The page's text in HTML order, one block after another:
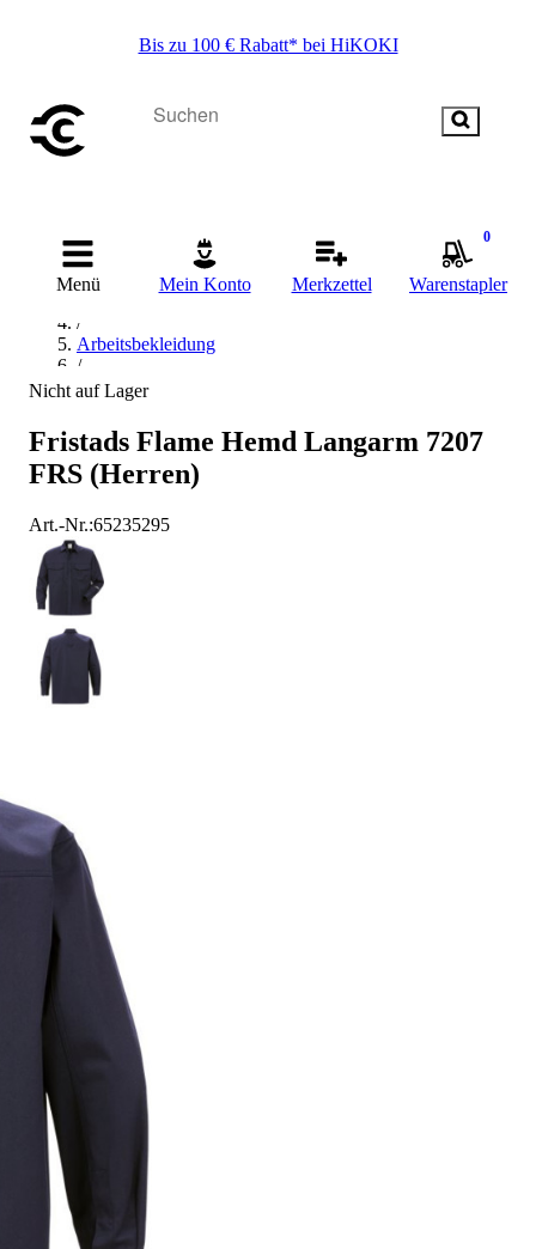
Bis zu 100 € Rabatt* bei HiKOKI
Menü Mein Konto Merkzettel
0
Warenstapler
Startseite
/
/
Arbeitsbekleidung
/
Pullover, Shirt & Hemd
Hemd
Nicht auf Lager
Fristads Flame Hemd Langarm 7207
FRS (Herren)
Art.-Nr.:65235295